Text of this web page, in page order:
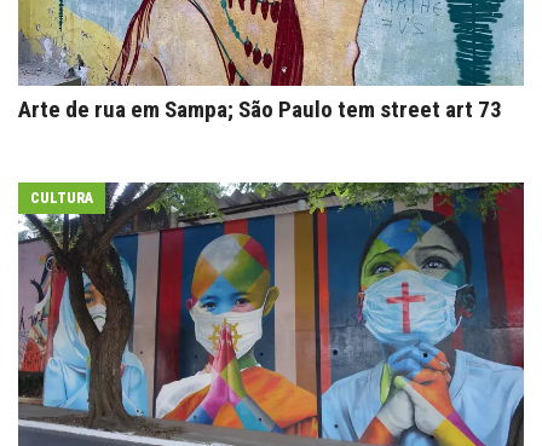
Arte de rua em Sampa; São Paulo tem street art 73
CULTURA